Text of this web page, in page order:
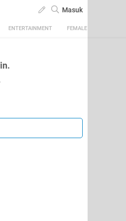
Masuk
ENTERTAINMENT FEMALE